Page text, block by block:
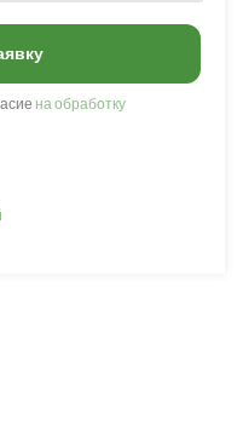
на обработку